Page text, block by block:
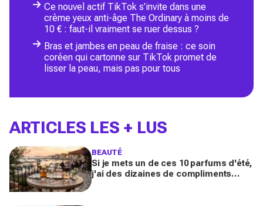
Ce nouvel actif TikTok s’invite dans une
crème yeux anti-âge The Ordinary à moins de
10 € : faut-il vraiment se ruer dessus ?
Bras et jambes en peau de fraise : ce soin
coréen qui cartonne sur TikTok promet de
lisser la peau, mais pas pour tous
ARTICLES LES + LUS
BEAUTÉ
Si je mets un de ces 10 parfums d'été,
j'ai des dizaines de compliments